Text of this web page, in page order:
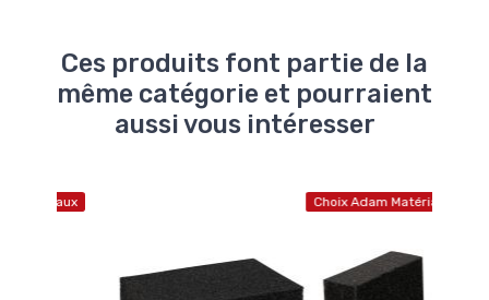
Ces produits font partie de la
même catégorie et pourraient
aussi vous intéresser
Choix Adam Matériaux